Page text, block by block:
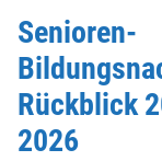
Senioren-
Rückblick
2026